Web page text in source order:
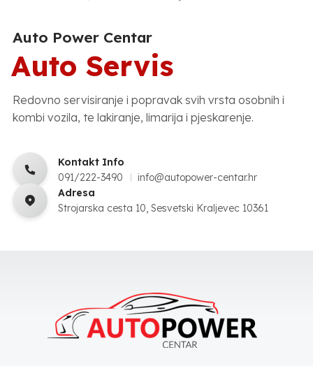
Auto Power Centar
Auto Servis
Redovno servisiranje i popravak svih vrsta osobnih i
kombi vozila, te lakiranje, limarija i pjeskarenje.
Kontakt Info
091/222-3490
info@autopower-centar.hr
Adresa
Strojarska cesta 10, Sesvetski Kraljevec 10361